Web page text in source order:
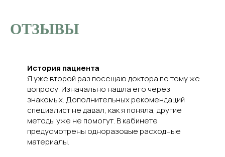
ОТЗЫВЫ
История пациента
Я уже второй раз посещаю доктора по тому же
вопросу. Изначально нашла его через
знакомых. Дополнительных рекомендаций
специалист не давал, как я поняла, другие
методы уже не помогут. В кабинете
предусмотрены одноразовые расходные
материалы.